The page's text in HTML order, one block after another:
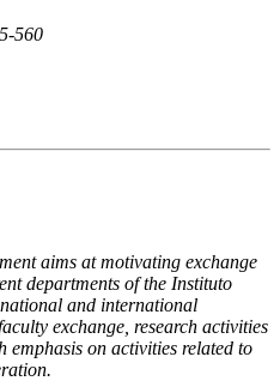
560
aims at motivating exchange
departments of the Instituto
and international
exchange, research activities
emphasis on activities related to